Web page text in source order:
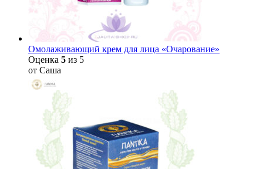
Омолаживающий крем для лица «Очарование»
Оценка 5 из 5
от Саша